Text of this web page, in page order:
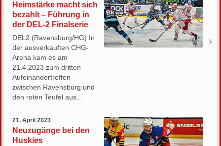
Heimstärke macht sich
bezahlt – Führung in
der DEL-2 Finalserie
DEL2 (Ravensburg/HG) In
der ausverkauften CHG-
Arena kam es am
21.4.2023 zum dritten
Aufeinandertreffen
zwischen Ravensburg und
den roten Teufel aus…
21. April 2023
Neuzugänge bei den
Huskies